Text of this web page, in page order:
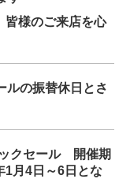
皆様のご来店を心
ルの振替休日とさ
クセール 開催期
月4日～6日とな